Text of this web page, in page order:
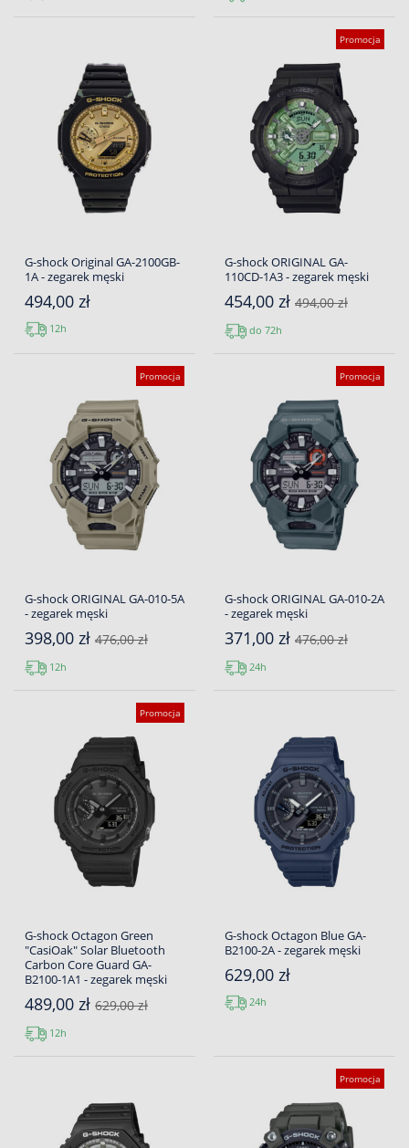
G-shock Original GA-2100GB-
1A - zegarek męski
494,00 zł
12h
Promocja
G-shock ORIGINAL GA-
110CD-1A3 - zegarek męski
454,00 zł 494,00 zł
do 72h
Promocja
G-shock ORIGINAL GA-010-5A
- zegarek męski
398,00 zł 476,00 zł
12h
Promocja
G-shock ORIGINAL GA-010-2A
- zegarek męski
371,00 zł 476,00 zł
24h
Promocja
G-shock Octagon Green
"CasiOak" Solar Bluetooth
Carbon Core Guard GA-
B2100-1A1 - zegarek męski
489,00 zł 629,00 zł
12h
G-shock Octagon Blue GA-
B2100-2A - zegarek męski
629,00 zł
24h
Promocja